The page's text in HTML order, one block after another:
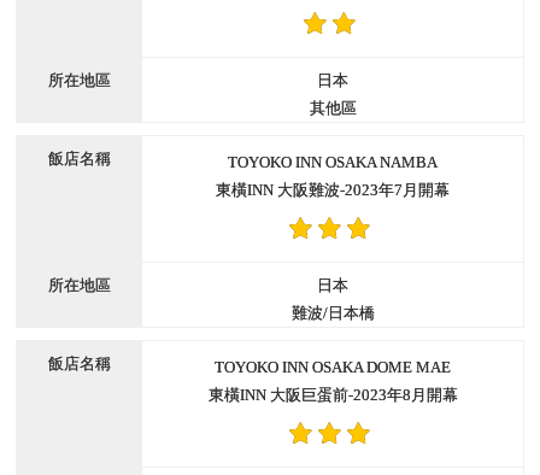
日本
其他區
TOYOKO INN OSAKA NAMBA
東橫INN 大阪難波-2023年7月開幕
日本
難波/日本橋
TOYOKO INN OSAKA DOME MAE
東橫INN 大阪巨蛋前-2023年8月開幕